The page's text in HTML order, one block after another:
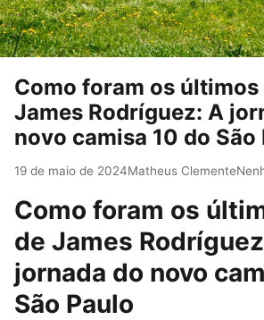
Como foram os últimos
James Rodríguez: A
novo camisa 10 do São
19 de maio de 2024Matheus Clemente
Como foram os
de James
jornada do novo
São Paulo